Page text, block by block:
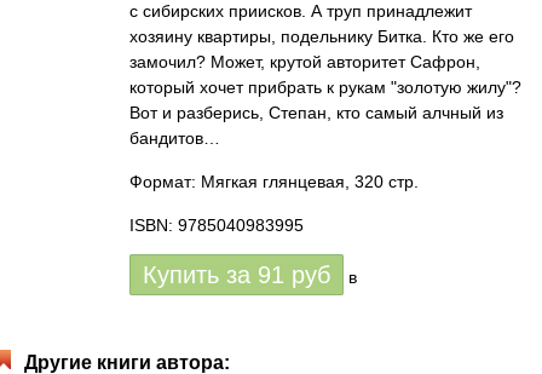
с сибирских приисков. А труп принадлежит
хозяину квартиры, подельнику Битка. Кто же его
замочил? Может, крутой авторитет Сафрон,
который хочет прибрать к рукам "золотую жилу"?
Вот и разберись, Степан, кто самый алчный из
бандитов…
Формат: Мягкая глянцевая, 320 стр.
ISBN: 9785040983995
Купить за 91 руб в
Другие книги автора: